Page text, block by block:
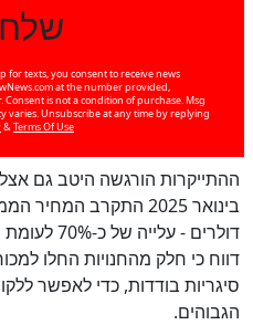
שלח
texts, you consent to receive news
at the number provided,
is not a condition of purchase. Msg
varies. Unsubscribe at any time by replying
& Terms Of Use
ההתייקרות הורגשה היטב גם
דולרים -
דווח כי חלק מהחנויות החלו
סיגריות בודדות, כדי לאפשר
הגבוהים.
כן